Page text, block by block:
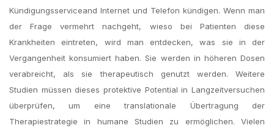
Kündigungsserviceand Internet und Telefon kündigen. Wenn man
der Frage vermehrt nachgeht, wieso bei Patienten diese
Krankheiten eintreten, wird man entdecken, was sie in der
Vergangenheit konsumiert haben. Sie werden in höheren Dosen
verabreicht, als sie therapeutisch genutzt werden. Weitere
Studien müssen dieses protektive Potential in Langzeitversuchen
überprüfen, um eine translationale Übertragung der
Therapiestrategie in humane Studien zu ermöglichen. Vielen